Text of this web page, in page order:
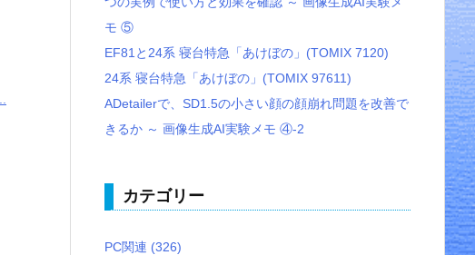
モ ⑤
EF81と24系 寝台特急「あけぼの」(TOMIX 7120)
24系 寝台特急「あけぼの」(TOMIX 97611)
ADetailerで、SD1.5の小さい顔の顔崩れ問題を改善で
きるか ～ 画像生成AI実験メモ ④-2
カテゴリー
PC関連 (326)